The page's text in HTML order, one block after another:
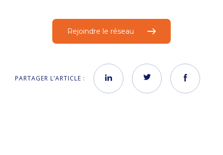
Rejoindre le réseau
PARTAGER L’ARTICLE :